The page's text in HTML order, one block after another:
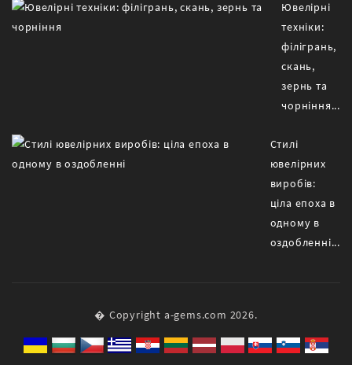
Ювелірні
техніки:
філігрань,
скань,
зернь та
чорніння...
Стилі
ювелірних
виробів:
ціла епоха в
одному в
оздобленні...
� Copyright a-gems.com 2026.